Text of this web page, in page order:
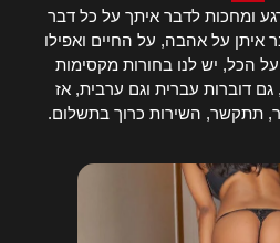
ומחכות לדבר איתך על כל דבר
איתן על אהבה, על החיים ואפילו
הכל, יש לנו בחורות מקסימות
דוברות עברית וגם ערבית, אז
תתקשר, השירות כרוך בתשלום.